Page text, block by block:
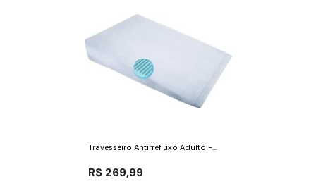
Travesseiro Antirrefluxo Adulto -
R$ 269,99